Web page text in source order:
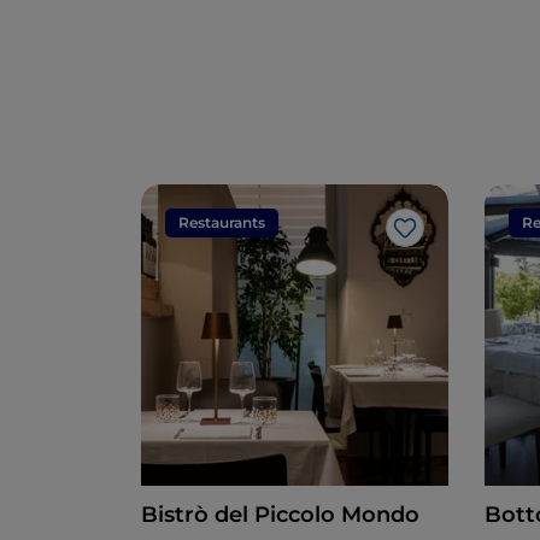
Restaurants
Like
Bistrò del Piccolo Mondo